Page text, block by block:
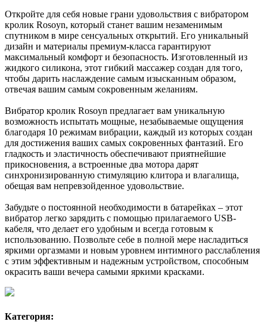
Откройте для себя новые грани удовольствия с вибратором
кролик Rosoyn, который станет вашим незаменимым
спутником в мире сенсуальных открытий. Его уникальный
дизайн и материалы премиум-класса гарантируют
максимальный комфорт и безопасность. Изготовленный из
жидкого силикона, этот гибкий массажер создан для того,
чтобы дарить наслаждение самым изысканным образом,
отвечая вашим самым сокровенным желаниям.
Вибратор кролик Rosoyn предлагает вам уникальную
возможность испытать мощные, незабываемые ощущения
благодаря 10 режимам вибрации, каждый из которых создан
для достижения ваших самых сокровенных фантазий. Его
гладкость и эластичность обеспечивают приятнейшие
прикосновения, а встроенные два мотора дарят
синхронизированную стимуляцию клитора и влагалища,
обещая вам непревзойденное удовольствие.
Забудьте о постоянной необходимости в батарейках – этот
вибратор легко зарядить с помощью прилагаемого USB-
кабеля, что делает его удобным и всегда готовым к
использованию. Позвольте себе в полной мере насладиться
яркими оргазмами и новым уровнем интимного расслабления
с этим эффективным и надежным устройством, способным
окрасить ваши вечера самыми яркими красками.
Категория: